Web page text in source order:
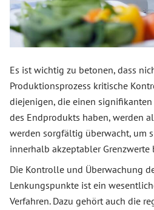
Es ist wichtig zu betonen, dass
Produktionsprozess kritische
diejenigen, die einen
des Endprodukts haben, werden
werden sorgfältig überwacht, um
innerhalb akzeptabler Grenzwerte
Die Kontrolle und Überwachung
Lenkungspunkte ist ein
Verfahren. Dazu gehört auch die